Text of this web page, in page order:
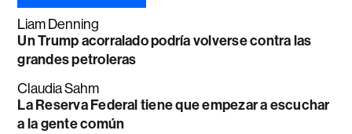
Liam Denning
Un Trump acorralado podría volverse contra las
grandes petroleras
Claudia Sahm
La Reserva Federal tiene que empezar a escuchar
a la gente común